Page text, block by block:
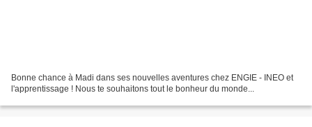
Bonne chance à Madi dans ses nouvelles aventures chez ENGIE - INEO et
l'apprentissage ! Nous te souhaitons tout le bonheur du monde...